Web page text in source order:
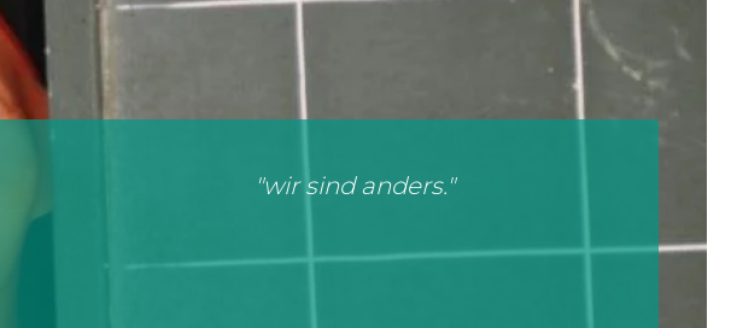
"wir sind anders."